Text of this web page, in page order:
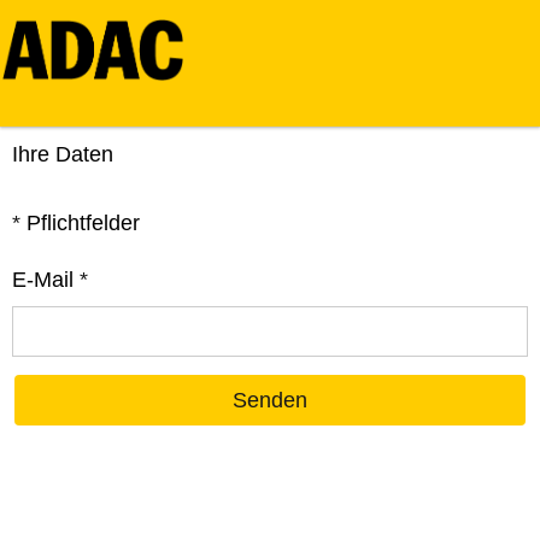
Ihre Daten
* Pflichtfelder
E-Mail *
Senden